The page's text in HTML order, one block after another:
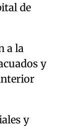
de
a la
y
y